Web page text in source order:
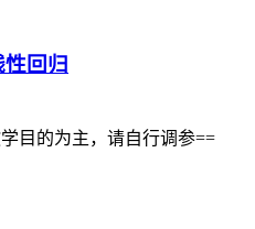
回归
目的为主，请自行调参==